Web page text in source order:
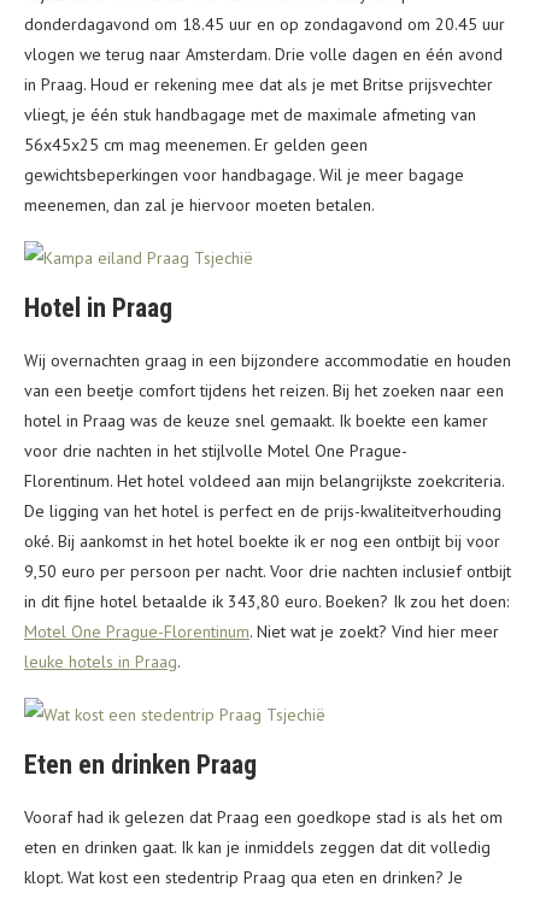
donderdagavond om 18.45 uur en op zondagavond om 20.45 uur
vlogen we terug naar Amsterdam. Drie volle dagen en één avond
in Praag. Houd er rekening mee dat als je met Britse prijsvechter
vliegt, je één stuk handbagage met de maximale afmeting van
56x45x25 cm mag meenemen. Er gelden geen
gewichtsbeperkingen voor handbagage. Wil je meer bagage
meenemen, dan zal je hiervoor moeten betalen.
Hotel in Praag
Wij overnachten graag in een bijzondere accommodatie en houden
van een beetje comfort tijdens het reizen. Bij het zoeken naar een
hotel in Praag was de keuze snel gemaakt. Ik boekte een kamer
voor drie nachten in het stijlvolle Motel One Prague-
Florentinum. Het hotel voldeed aan mijn belangrijkste zoekcriteria.
De ligging van het hotel is perfect en de prijs-kwaliteitverhouding
oké. Bij aankomst in het hotel boekte ik er nog een ontbijt bij voor
9,50 euro per persoon per nacht. Voor drie nachten inclusief ontbijt
in dit fijne hotel betaalde ik 343,80 euro. Boeken? Ik zou het doen:
Motel One Prague-Florentinum. Niet wat je zoekt? Vind hier meer
leuke hotels in Praag.
Eten en drinken Praag
Vooraf had ik gelezen dat Praag een goedkope stad is als het om
eten en drinken gaat. Ik kan je inmiddels zeggen dat dit volledig
klopt. Wat kost een stedentrip Praag qua eten en drinken? Je